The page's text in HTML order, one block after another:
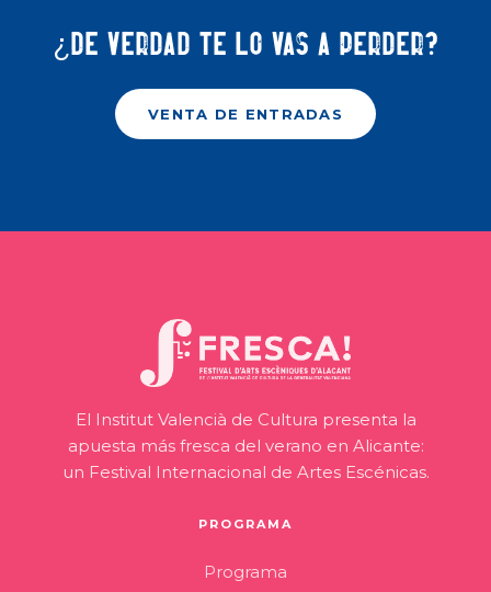
¿De verdad te lo vas a perder?
VENTA DE ENTRADAS
El Institut Valencià de Cultura presenta la
apuesta más fresca del verano en Alicante:
un Festival Internacional de Artes Escénicas.
PROGRAMA
Programa